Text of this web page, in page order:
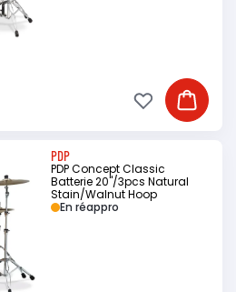
Ajouter
Ajouter à ma
PDP
PDP Concept Classic
Batterie 20"/3pcs Natural
Stain/Walnut Hoop
En réappro